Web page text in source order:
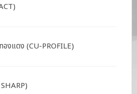
องแดง (CU-PROFILE)